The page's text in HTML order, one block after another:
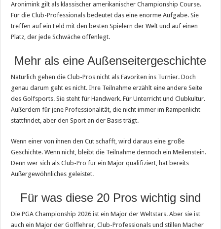
Aronimink gilt als klassischer amerikanischer Championship Course.
Für die Club-Professionals bedeutet das eine enorme Aufgabe. Sie
treffen auf ein Feld mit den besten Spielern der Welt und auf einen
Platz, der jede Schwäche offenlegt.
Mehr als eine Außenseitergeschichte
Natürlich gehen die Club-Pros nicht als Favoriten ins Turnier. Doch
genau darum geht es nicht. Ihre Teilnahme erzählt eine andere Seite
des Golfsports. Sie steht für Handwerk. Für Unterricht und Clubkultur.
Außerdem für jene Professionalität, die nicht immer im Rampenlicht
stattfindet, aber den Sport an der Basis trägt.
Wenn einer von ihnen den Cut schafft, wird daraus eine große
Geschichte. Wenn nicht, bleibt die Teilnahme dennoch ein Meilenstein.
Denn wer sich als Club-Pro für ein Major qualifiziert, hat bereits
Außergewöhnliches geleistet.
Für was diese 20 Pros wichtig sind
Die PGA Championship 2026 ist ein Major der Weltstars. Aber sie ist
auch ein Major der Golflehrer, Club-Professionals und stillen Macher